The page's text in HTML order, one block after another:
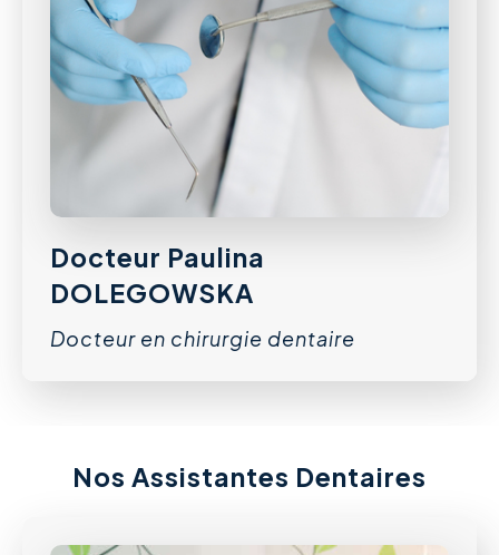
Docteur Paulina
DOLEGOWSKA
Docteur en chirurgie dentaire
Nos Assistantes Dentaires